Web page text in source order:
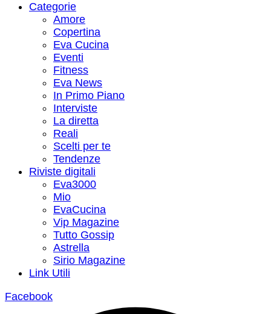
Categorie
Amore
Copertina
Eva Cucina
Eventi
Fitness
Eva News
In Primo Piano
Interviste
La diretta
Reali
Scelti per te
Tendenze
Riviste digitali
Eva3000
Mio
EvaCucina
Vip Magazine
Tutto Gossip
Astrella
Sirio Magazine
Link Utili
Facebook